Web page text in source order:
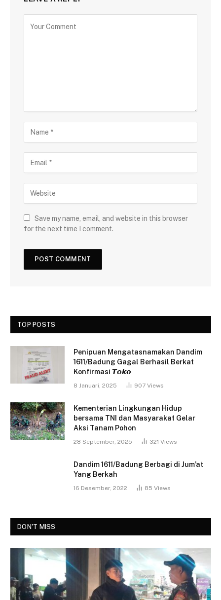
Save my name, email, and website in this browser
for the next time I comment.
TOP POSTS
Penipuan Mengatasnamakan Dandim
1611/Badung Gagal Berhasil Berkat
Konfirmasi 𝙏𝙤𝙠𝙤
8 Januari, 2025 907 Views
Kementerian Lingkungan Hidup
bersama TNI dan Masyarakat Gelar
Aksi Tanam Pohon
28 September, 2025 321 Views
Dandim 1611/Badung Berbagi di Jum’at
Yang Berkah
16 Desember, 2022 85 Views
DON'T MISS